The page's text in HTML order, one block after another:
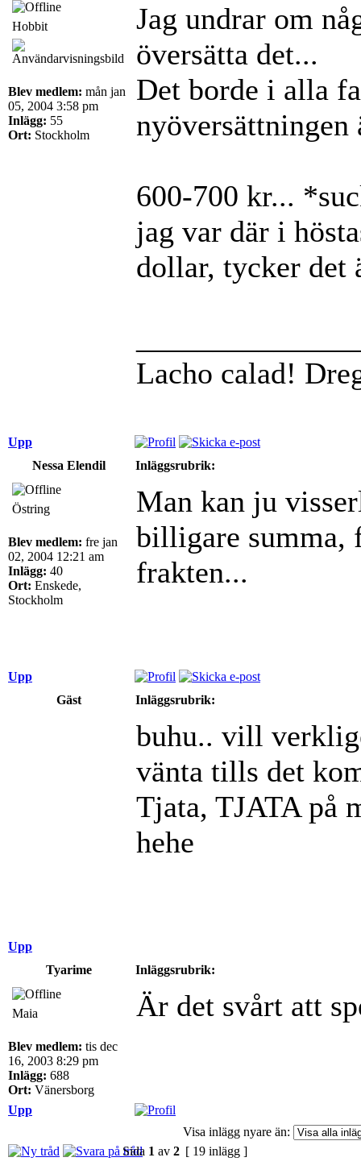
Hobbit
Blev medlem: mån jan
05, 2004 3:58 pm
Inlägg: 55
Ort: Stockholm
Jag undrar om
översätta det...
Det borde i alla
600-700 kr...
jag var där i
dollar, tycker det
Lacho calad!
Upp
Nessa Elendil
Inläggsrubrik:
Östring
Blev medlem: fre jan
02, 2004 12:21 am
Inlägg: 40
Ort: Enskede,
Stockholm
Man kan ju
billigare summa,
frakten...
Upp
Gäst
Inläggsrubrik:
buhu.. vill
vänta tills det
Tjata, TJATA på
hehe
Upp
Tyarime
Inläggsrubrik:
Maia
Blev medlem: tis dec
16, 2003 8:29 pm
Inlägg: 688
Ort: Vänersborg
Är det svårt att
Upp
Visa inlägg nyare än:
Sida 1 av 2 [ 19 inlägg ]